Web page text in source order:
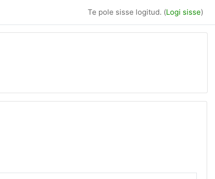
Te pole sisse logitud. (Logi sisse)